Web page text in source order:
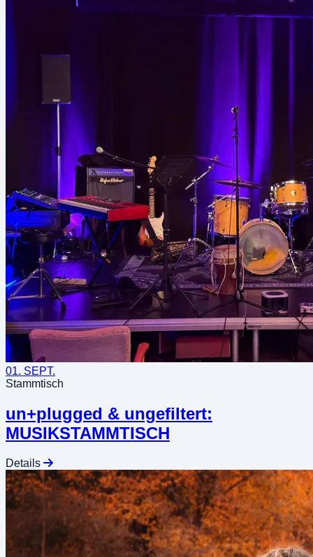
01. SEPT.
Stammtisch
un+plugged & ungefiltert:
MUSIKSTAMMTISCH
Details